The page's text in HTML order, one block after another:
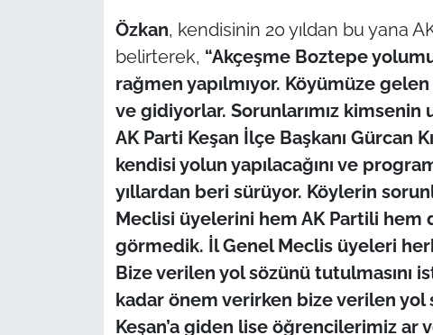
Özkan, kendisinin 20 yıldan bu yana
belirterek, “Akçeşme Boztepe
rağmen yapılmıyor. Köyümüze
ve gidiyorlar. Sorunlarımız
AK Parti Keşan İlçe Başkanı Gürcan
kendisi yolun yapılacağını ve
yıllardan beri sürüyor. Köylerin
Meclisi üyelerini hem AK Partili hem
görmedik. İl Genel Meclis üyeleri
Bize verilen yol sözünü tutulmasını
kadar önem verirken bize verilen yol
Keşan’a giden lise öğrencilerimiz ar
Flaş Haber
Dış Haberler
İş Dünyası